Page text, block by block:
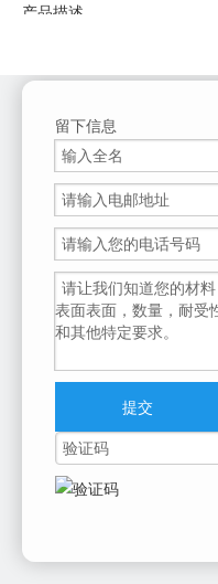
产品描述
柯尼卡美能药Bizhub C250i
柯尼卡美能药Bizhub C3320I
柯尼卡美能药Bizhub C360i
柯尼卡美能药Bizhub C458
柯尼卡美能药Bizhub C558
柯尼卡美能药Bizhub C658
上一条:
留下信息
提交